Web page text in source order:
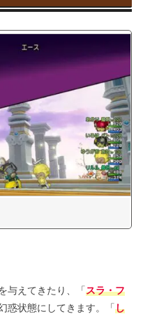
与えてきたり、「スラ・フ
惑状態にしてきます。「し